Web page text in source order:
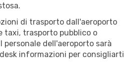
di trasporto dall'aeroporto
taxi, trasporto pubblico o
dell'aeroporto sarà
informazioni per consigliarti